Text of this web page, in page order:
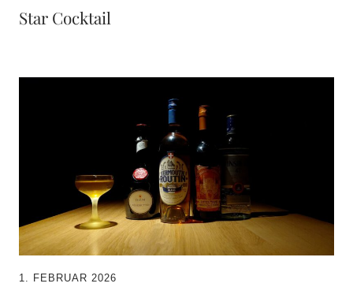
Star Cocktail
1. FEBRUAR 2026